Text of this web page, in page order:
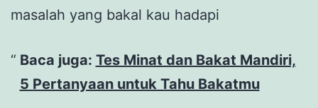
masalah yang bakal kau hadapi
Baca juga: Tes Minat dan Bakat Mandiri,
5 Pertanyaan untuk Tahu Bakatmu